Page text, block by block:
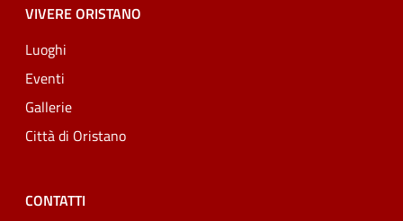
VIVERE ORISTANO
Luoghi
Eventi
Gallerie
Città di Oristano
CONTATTI